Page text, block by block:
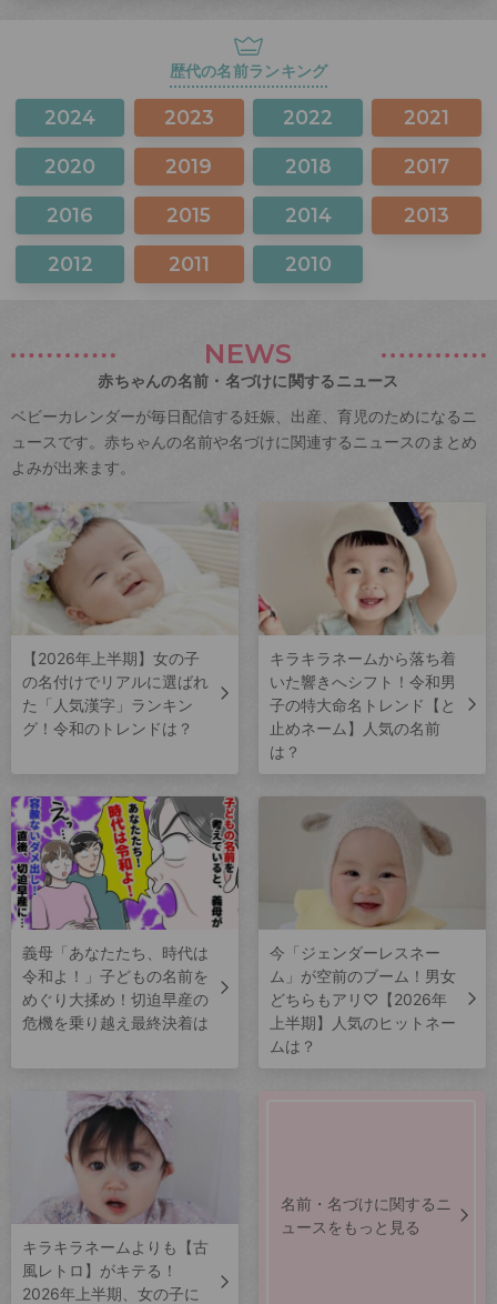
歴代の名前ランキング
2024 2023 2022 2021
2020 2019 2018 2017
2016 2015 2014 2013
2012 2011 2010
NEWS
赤ちゃんの名前・名づけに関するニュース
ベビーカレンダーが毎日配信する妊娠、出産、育児のためになるニ
ュースです。赤ちゃんの名前や名づけに関連するニュースのまとめ
よみが出来ます。
【2026年上半期】女の子
の名付けでリアルに選ばれ
た「人気漢字」ランキン
グ！令和のトレンドは？
キラキラネームから落ち着
いた響きへシフト！令和男
子の特大命名トレンド【と
止めネーム】人気の名前
は？
義母「あなたたち、時代は
令和よ！」子どもの名前を
めぐり大揉め！切迫早産の
危機を乗り越え最終決着は
今「ジェンダーレスネー
ム」が空前のブーム！男女
どちらもアリ♡【2026年
上半期】人気のヒットネー
ムは？
キラキラネームよりも【古
風レトロ】がキテる！
2026年上半期、女の子に
名前・名づけに関するニ
ュースをもっと見る